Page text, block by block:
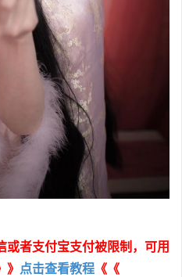
或者支付宝支付被限制，可用
点击查看教程 《《